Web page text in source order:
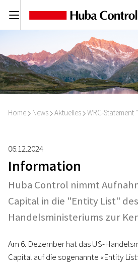
C
Home I News I Aktuelles I WRC-Statement
06.12.2024
Information
Huba Control nimmt
Capital in die "Entity List"
Handelsministeriums zur
Am 6. Dezember hat das US-
Capital auf die sogenannte «Entity